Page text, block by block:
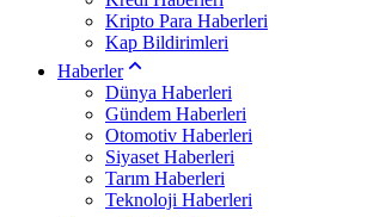
Kripto Para Haberleri
Kap Bildirimleri
Haberler
Dünya Haberleri
Gündem Haberleri
Otomotiv Haberleri
Siyaset Haberleri
Tarım Haberleri
Teknoloji Haberleri